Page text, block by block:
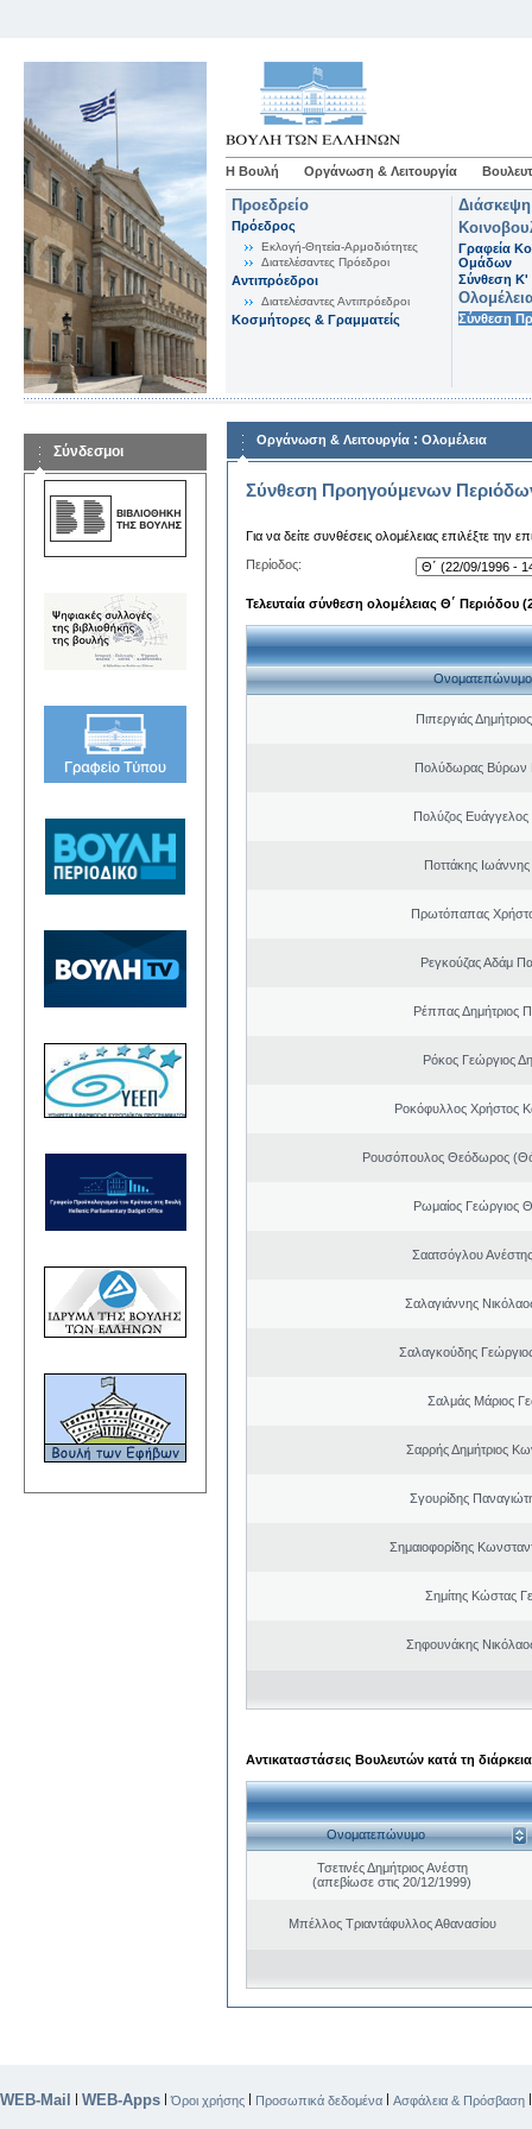
Η Βουλή Οργάνωση & Λειτουργία
Προεδρείο
Πρόεδρος
Εκλογή-Θητεία-Αρμοδιότητες
Διατελέσαντες Πρόεδροι
Αντιπρόεδροι
Διατελέσαντες Αντιπρόεδροι
Κοσμήτορες & Γραμματείς
Γραφεία
Ομάδων
Σύνθεση K'
Σύνθεση
Σύνδεσμοι
Οργάνωση & Λειτουργία : Ολομέλεια
Σύνθεση Προηγούμενων
Για να δείτε συνθέσεις ολομέλειας επιλέξτε την
Περίοδος:
Τελευταία σύνθεση ολομέλειας Θ΄ Περιόδου
Ονοματεπώνυμο
Πιπεργιάς
Πολύδωρας Βύρων
Πολύζος Ευάγγελος
Ποττάκης
Πρωτόπαπας
Ρεγκούζας Αδάμ
Ρέππας Δημήτριος
Ρόκος Γεώργιος
Ροκόφυλλος Χρήστος
Ρουσόπουλος Θεόδωρος
Ρωμαίος Γεώργιος
Σαατσόγλου
Σαλαγιάννης
Σαλαγκούδης
Σαλμάς Μάριος
Σαρρής Δημήτριος
Σγουρίδης
Σημαιοφορίδης
Σημίτης Κώστας
Σηφουνάκης
Αντικαταστάσεις Βουλευτών κατά τη
Ονοματεπώνυμο
Τσετινές Δημήτριος Ανέστη
(απεβίωσε στις 20/12/1999)
Μπέλλος Τριαντάφυλλος Αθανασίου
WEB-Mail | WEB-Apps |Όροι χρήσης | Προσωπικά δεδομένα | Ασφάλεια & Πρόσβαση